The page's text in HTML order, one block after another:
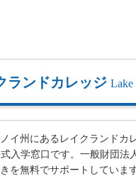
ランドカレッジ Lake
イ州にあるレイクランドカ
入学窓口です。一般財団法
を無料でサポートしています